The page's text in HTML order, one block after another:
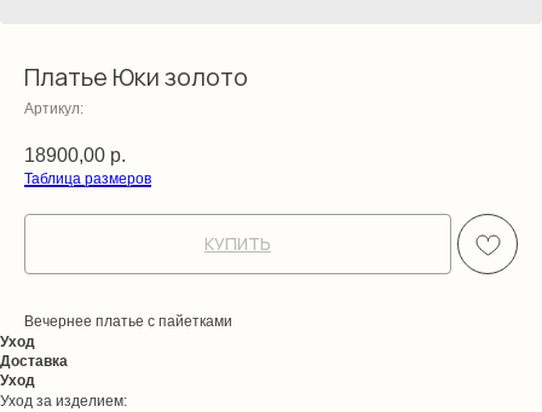
Платье Юки золото
Артикул:
18900,00 р.
Таблица размеров
КУПИТЬ
Вечернее платье с пайетками
Уход
Доставка
Уход
Уход за изделием: